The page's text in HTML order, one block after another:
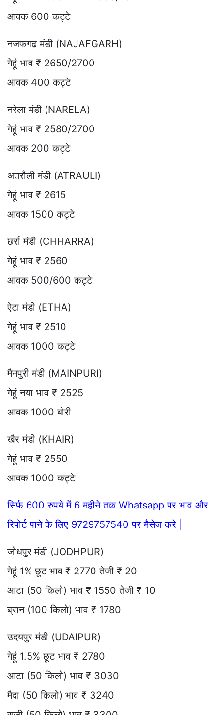
आवक 600 कट्टे
नजफगढ़ मंडी (NAJAFGARH)
गेहूं भाव ₹ 2650/2700
आवक 400 कट्टे
नरेला मंडी (NARELA)
गेहूं भाव ₹ 2580/2700
आवक 200 कट्टे
अतरौली मंडी (ATRAULI)
गेहूं भाव ₹ 2615
आवक 1500 कट्टे
छर्रा मंडी (CHHARRA)
गेहूं भाव ₹ 2560
आवक 500/600 कट्टे
ऐटा मंडी (ETHA)
गेहूं भाव ₹ 2510
आवक 1000 कट्टे
मैनपुरी मंडी (MAINPURI)
गेहूं नया भाव ₹ 2525
आवक 1000 बोरी
खैर मंडी (KHAIR)
गेहूं भाव ₹ 2550
आवक 1000 कट्टे
सिर्फ 600 रुपये में 6 महीने तक Whatsapp पर भाव और
रिपोर्ट पाने के लिए 9729757540 पर मैसेज करे |
जोधपुर मंडी (JODHPUR)
गेहूं 1% छूट भाव ₹ 2770 तेजी ₹ 20
आटा (50 किलो) भाव ₹ 1550 तेजी ₹ 10
ब्रान (100 किलो) भाव ₹ 1780
उदयपुर मंडी (UDAIPUR)
गेहूं 1.5% छूट भाव ₹ 2780
आटा (50 किलो) भाव ₹ 3030
मैदा (50 किलो) भाव ₹ 3240